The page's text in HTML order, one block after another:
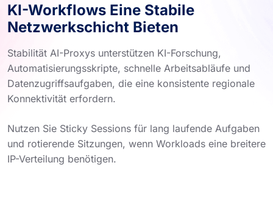
KI-Workflows Eine Stabile
Netzwerkschicht Bieten
Stabilität AI-Proxys unterstützen KI-Forschung,
Automatisierungsskripte, schnelle Arbeitsabläufe und
Datenzugriffsaufgaben, die eine konsistente regionale
Konnektivität erfordern.
Nutzen Sie Sticky Sessions für lang laufende Aufgaben
und rotierende Sitzungen, wenn Workloads eine breitere
IP-Verteilung benötigen.